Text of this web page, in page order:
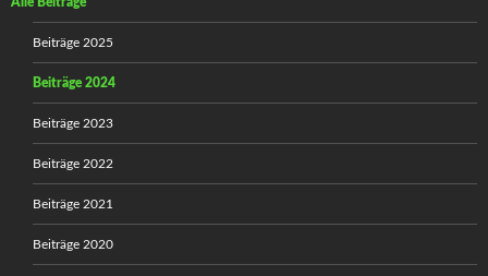
Beiträge 2025
Beiträge 2024
Beiträge 2023
Beiträge 2022
Beiträge 2021
Beiträge 2020